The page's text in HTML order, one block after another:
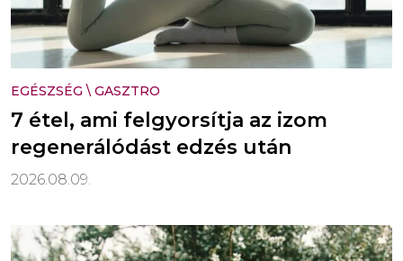
EGÉSZSÉG \ GASZTRO
7 étel, ami felgyorsítja az izom
regenerálódást edzés után
2026.08.09.